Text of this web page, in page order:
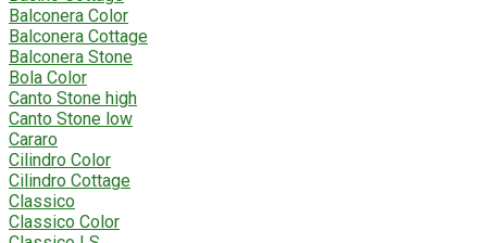
Balconera Color
Balconera Cottage
Balconera Stone
Bola Color
Canto Stone high
Canto Stone low
Cararo
Cilindro Color
Cilindro Cottage
Classico
Classico Color